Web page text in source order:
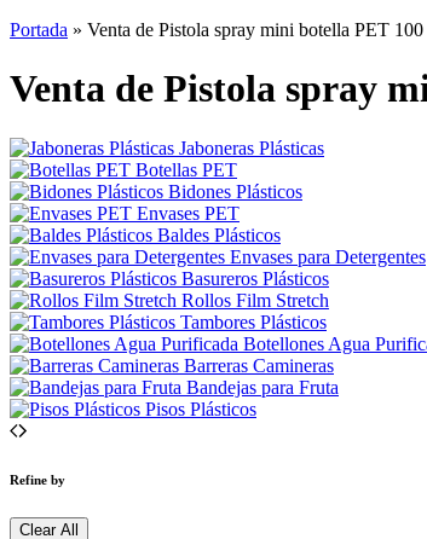
Portada » Venta de Pistola spray mini botella PET 100
Venta de Pistola spray
Jaboneras Plásticas
Botellas PET
Bidones Plásticos
Envases PET
Baldes Plásticos
Envases para Detergentes
Basureros Plásticos
Rollos Film Stretch
Tambores Plásticos
Botellones Agua
Barreras Camineras
Bandejas para Fruta
Pisos Plásticos
Refine by
Clear All